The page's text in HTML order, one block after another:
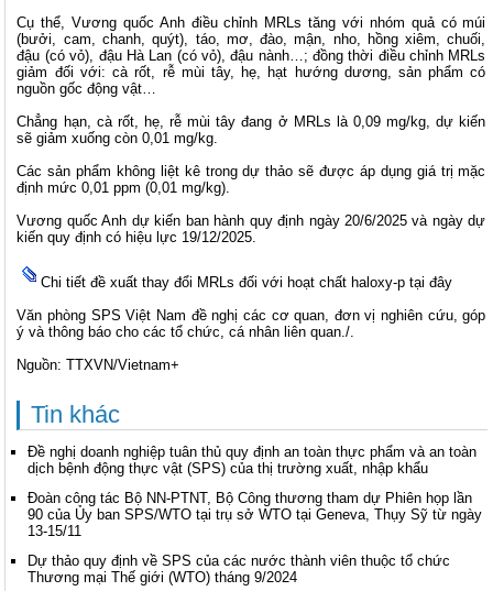
Cụ thể, Vương quốc Anh điều chỉnh MRLs tăng với nhóm quả có múi
(bưởi, cam, chanh, quýt), táo, mơ, đào, mận, nho, hồng xiêm, chuối,
đậu (có vỏ), đậu Hà Lan (có vỏ), đậu nành…; đồng thời điều chỉnh MRLs
giảm đối với: cà rốt, rễ mùi tây, hẹ, hạt hướng dương, sản phẩm có
nguồn gốc động vật…
Chẳng hạn, cà rốt, hẹ, rễ mùi tây đang ở MRLs là 0,09 mg/kg, dự kiến
sẽ giảm xuống còn 0,01 mg/kg.
Các sản phẩm không liệt kê trong dự thảo sẽ được áp dụng giá trị mặc
định mức 0,01 ppm (0,01 mg/kg).
Vương quốc Anh dự kiến ban hành quy định ngày 20/6/2025 và ngày dự
kiến quy định có hiệu lực 19/12/2025.
Chi tiết đề xuất thay đổi MRLs đối với hoạt chất haloxy-p tại đây
Văn phòng SPS Việt Nam đề nghị các cơ quan, đơn vị nghiên cứu, góp
ý và thông báo cho các tổ chức, cá nhân liên quan./.
Nguồn: TTXVN/Vietnam+
Tin khác
Đề nghị doanh nghiệp tuân thủ quy định an toàn thực phẩm và an toàn
dịch bệnh động thực vật (SPS) của thị trường xuất, nhập khẩu
Đoàn công tác Bộ NN-PTNT, Bộ Công thương tham dự Phiên họp lần
90 của Ủy ban SPS/WTO tại trụ sở WTO tại Geneva, Thụy Sỹ từ ngày
13-15/11
Dự thảo quy định về SPS của các nước thành viên thuộc tổ chức
Thương mại Thế giới (WTO) tháng 9/2024